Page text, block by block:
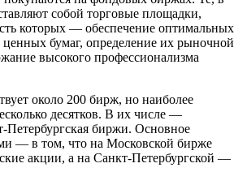
собой торговые площадки,
которых — обеспечение оптимальных
бумаг, определение их рыночной
высокого профессионализма
около 200 бирж, но наиболее
десятков. В их числе —
Петербургская биржи. Основное
— в том, что на Московской бирже
акции, а на Санкт-Петербургской —